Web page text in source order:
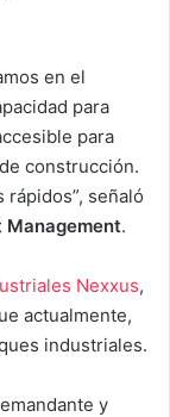
en el
para
para
construcción.
señaló
Management.
Nexxus,
actualmente,
industriales.
y